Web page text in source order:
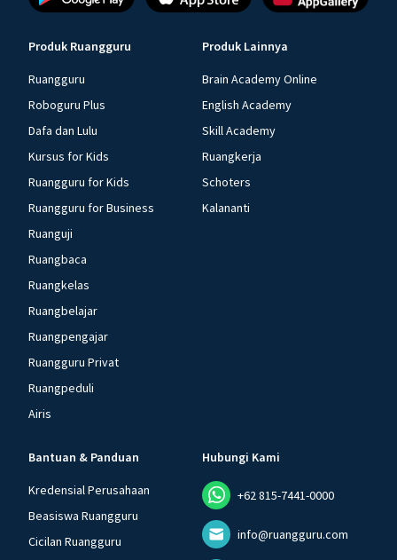
Produk Ruangguru
Ruangguru
Roboguru Plus
Dafa dan Lulu
Kursus for Kids
Ruangguru for Kids
Ruangguru for Business
Ruanguji
Ruangbaca
Ruangkelas
Ruangbelajar
Ruangpengajar
Ruangguru Privat
Ruangpeduli
Airis
Produk Lainnya
Brain Academy Online
English Academy
Skill Academy
Ruangkerja
Schoters
Kalananti
Bantuan & Panduan
Kredensial Perusahaan
Beasiswa Ruangguru
Cicilan Ruangguru
Hubungi Kami
+62 815-7441-0000
info@ruangguru.com